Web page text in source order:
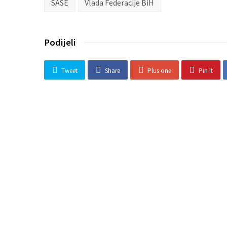
SASE Vlada Federacije BiH
Podijeli
Tweet Share Plus one Pin It